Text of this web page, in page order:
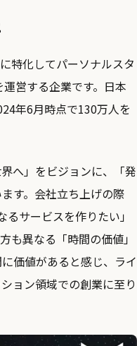
特化してパーソナルスタ
営する企業です。日本
年6月時点で130万人を
へ」をビジョンに、「発
す。会社立ち上げの際
サービスを作りたい」
も異なる「時間の価値」
価値があると感じ、ライ
ョン領域での創業に至り